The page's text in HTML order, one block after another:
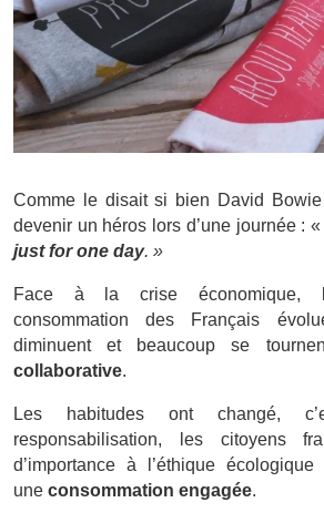
Comme le disait si bien David
devenir un héros lors d’une journée : «
just for one day. »
Face à la crise économique,
consommation des Français
diminuent et beaucoup se
collaborative.
Les habitudes ont changé,
responsabilisation, les citoyens
d’importance à l’éthique
une consommation engagée.